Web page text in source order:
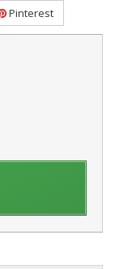
Pinterest